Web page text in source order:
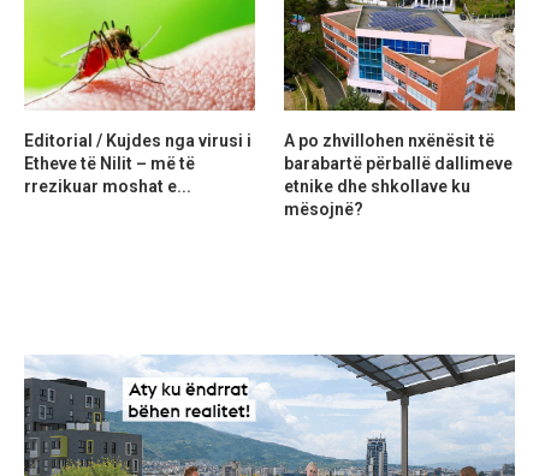
Editorial / Kujdes nga virusi i
Etheve të Nilit – më të
rrezikuar moshat e...
A po zhvillohen nxënësit të
barabartë përballë dallimeve
etnike dhe shkollave ku
mësojnë?